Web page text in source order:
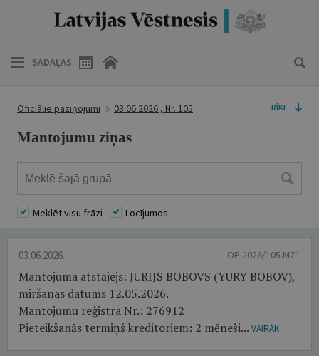
SADAĻAS
Oficiālie paziņojumi 03.06.2026., Nr. 105 RĪKI
Mantojumu ziņas
Meklēt visu frāzi Locījumos
03.06.2026. OP 2026/105.MZ1
Mantojuma atstājējs: JURIJS BOBOVS (YURY BOBOV),
miršanas datums 12.05.2026.
Mantojumu reģistra Nr.: 276912
Pieteikšanās termiņš kreditoriem: 2 mēneši... VAIRĀK